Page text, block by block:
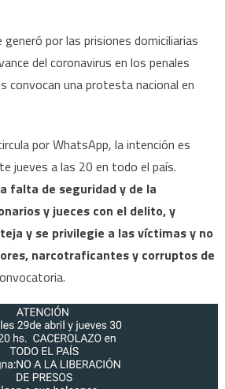
generó por las prisiones domiciliarias
del coronavirus en los penales
convocan una protesta nacional en
por WhatsApp, la intención es
jueves a las 20 en todo el país.
falta de seguridad y de la
y jueces con el delito, y
y se privilegie a las víctimas y no
narcotraficantes y corruptos de